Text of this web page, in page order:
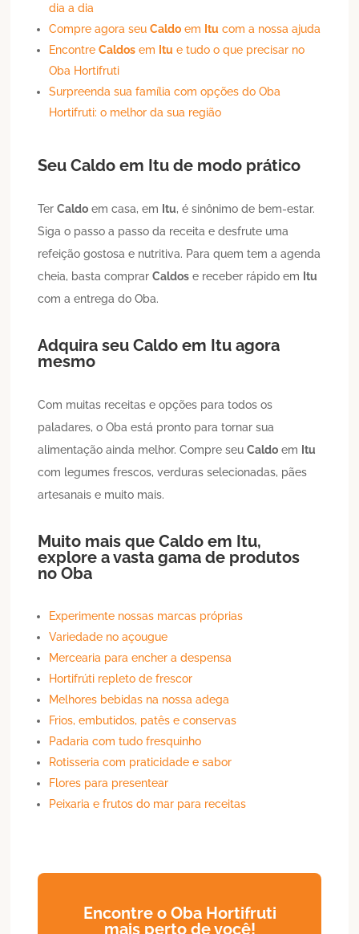
dia a dia
Compre agora seuCaldo em Itu com a nossa ajuda
EncontreCaldos em Itu e tudo o que precisar no
Oba Hortifruti
Surpreenda sua família com opções do Oba
Hortifruti: o melhor da sua região
SeuCaldo em Itu de modo prático
TerCaldo em casa, em Itu, é sinônimo de bem-estar.
Siga o passo a passo da receita e desfrute uma
refeição gostosa e nutritiva. Para quem tem a agenda
cheia, basta comprarCaldos e receber rápido em Itu
com a entrega do Oba.
Adquira seuCaldo em Itu agora
mesmo
Com muitas receitas e opções para todos os
paladares, o Oba está pronto para tornar sua
alimentação ainda melhor. Compre seuCaldo em Itu
com legumes frescos, verduras selecionadas, pães
artesanais e muito mais.
Muito mais queCaldo em Itu,
explore a vasta gama de produtos
no Oba
Experimente nossas marcas próprias
Variedade no açougue
Mercearia para encher a despensa
Hortifrúti repleto de frescor
Melhores bebidas na nossa adega
Frios, embutidos, patês e conservas
Padaria com tudo fresquinho
Rotisseria com praticidade e sabor
Flores para presentear
Peixaria e frutos do mar para receitas
Encontre o Oba Hortifruti
mais perto de você!